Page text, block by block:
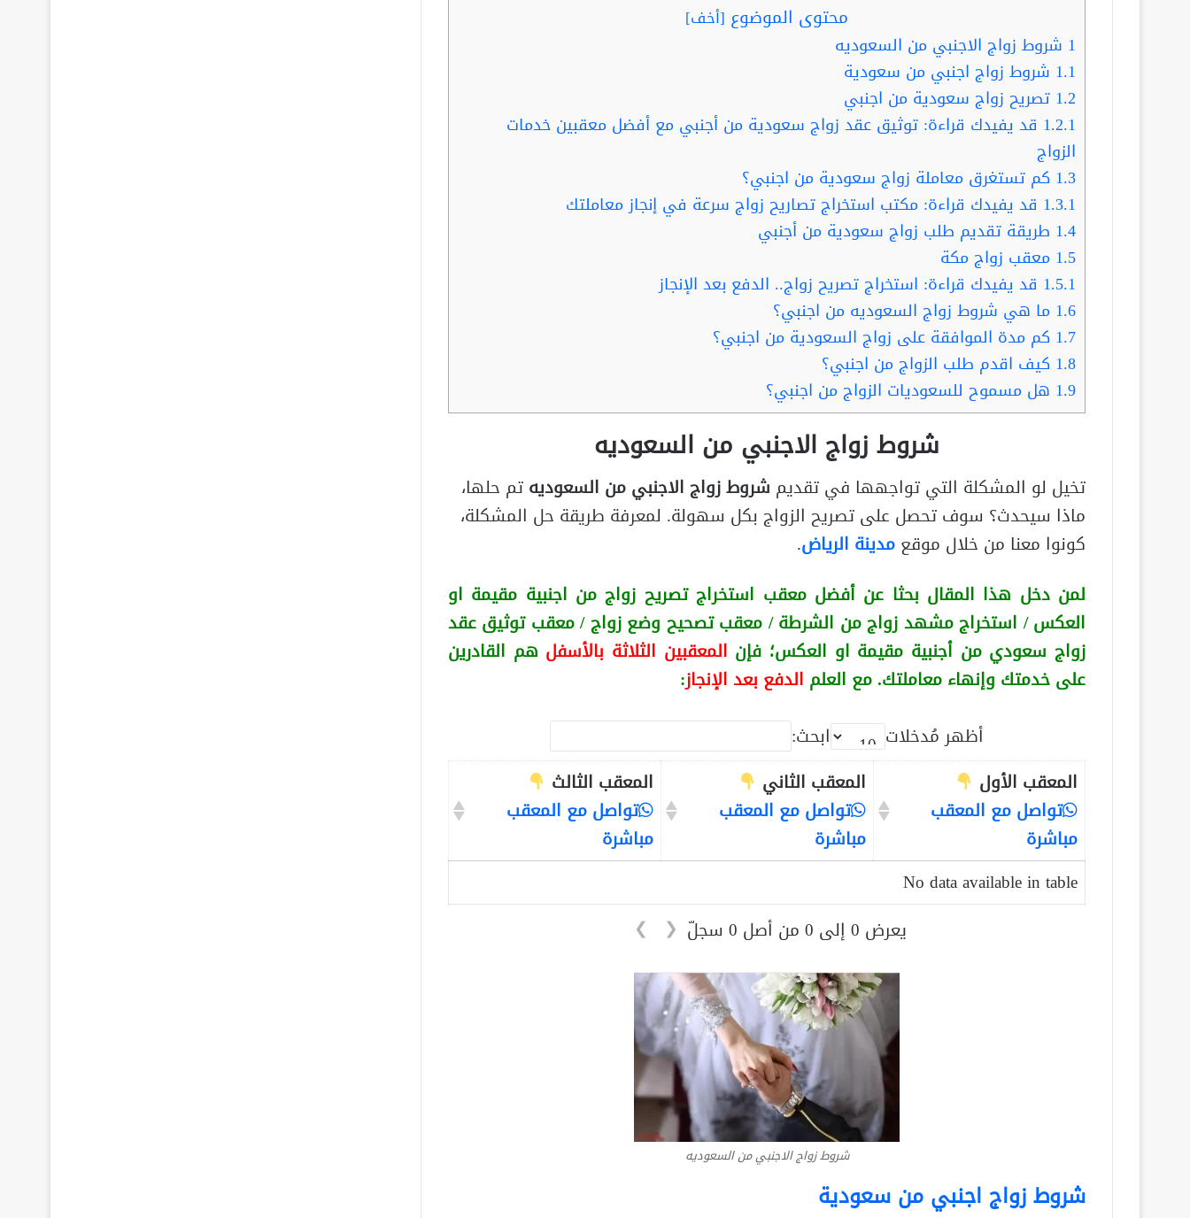
محتوى الموضوع [أخف]
1 شروط زواج الاجنبي من السعوديه
1.1 شروط زواج اجنبي من سعودية
1.2 تصريح زواج سعودية من اجنبي
1.2.1 قد يفيدك قراءة: توثيق عقد زواج سعودية من أجنبي مع أفضل معقبين خدمات
الزواج
1.3 كم تستغرق معاملة زواج سعودية من اجنبي؟
1.3.1 قد يفيدك قراءة: مكتب استخراج تصاريح زواج سرعة في إنجاز معاملتك
1.4 طريقة تقديم طلب زواج سعودية من أجنبي
1.5 معقب زواج مكة
1.5.1 قد يفيدك قراءة: استخراج تصريح زواج.. الدفع بعد الإنجاز
1.6 ما هي شروط زواج السعوديه من اجنبي؟
1.7 كم مدة الموافقة على زواج السعودية من اجنبي؟
1.8 كيف اقدم طلب الزواج من اجنبي؟
1.9 هل مسموح للسعوديات الزواج من اجنبي؟
شروط زواج الاجنبي من السعوديه
تخيل لو المشكلة التي تواجهها في تقديم شروط زواج الاجنبي من السعوديهتم حلها،
ماذا سيحدث؟ سوف تحصل على تصريح الزواج بكل سهولة. لمعرفة طريقة حل المشكلة،
كونوا معنا من خلال موقعمدينة الرياض.
لمن دخل هذا المقال بحثا عن أفضل معقب استخراج تصريح زواج من اجنبية مقيمة او
العكس/ استخراج مشهد زواج من الشرطة / معقب تصحيح وضع زواج / معقب توثيق عقد
زواج سعودي من أجنبية مقيمة او العكس؛ فإن المعقبين الثلاثة بالأسفل هم القادرين
على خدمتك وإنهاء معاملتك. مع العلم الدفع بعد الإنجاز:
أظهر مُدخلات
ابحث:
المعقب الأول
تواصل مع المعقب
مباشرة
المعقب الثاني
تواصل مع المعقب
مباشرة
المعقب الثالث
تواصل مع المعقب
مباشرة
No data available in table
يعرض 0 إلى 0 من أصل 0 سجلّ
❮
❯
شروط زواج الاجنبي من السعوديه
شروط زواج اجنبي من سعودية